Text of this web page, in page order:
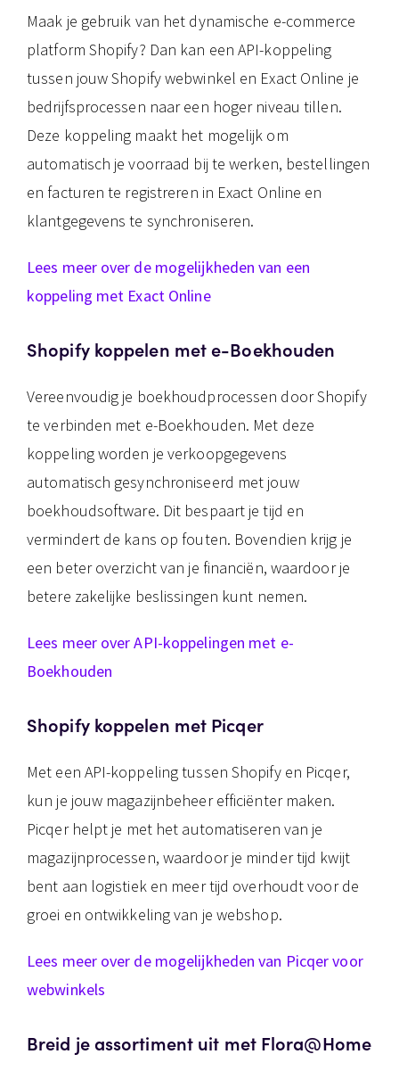
Maak je gebruik van het dynamische e-commerce
platform Shopify? Dan kan een API-koppeling
tussen jouw Shopify webwinkel en Exact Online je
bedrijfsprocessen naar een hoger niveau tillen.
Deze koppeling maakt het mogelijk om
automatisch je voorraad bij te werken, bestellingen
en facturen te registreren in Exact Online en
klantgegevens te synchroniseren.
Lees meer over de mogelijkheden van een
koppeling met Exact Online
Shopify koppelen met e-Boekhouden
Vereenvoudig je boekhoudprocessen door Shopify
te verbinden met e-Boekhouden. Met deze
koppeling worden je verkoopgegevens
automatisch gesynchroniseerd met jouw
boekhoudsoftware. Dit bespaart je tijd en
vermindert de kans op fouten. Bovendien krijg je
een beter overzicht van je financiën, waardoor je
betere zakelijke beslissingen kunt nemen.
Lees meer over API-koppelingen met e-
Boekhouden
Shopify koppelen met Picqer
Met een API-koppeling tussen Shopify en Picqer,
kun je jouw magazijnbeheer efficiënter maken.
Picqer helpt je met het automatiseren van je
magazijnprocessen, waardoor je minder tijd kwijt
bent aan logistiek en meer tijd overhoudt voor de
groei en ontwikkeling van je webshop.
Lees meer over de mogelijkheden van Picqer voor
webwinkels
Breid je assortiment uit met Flora@Home